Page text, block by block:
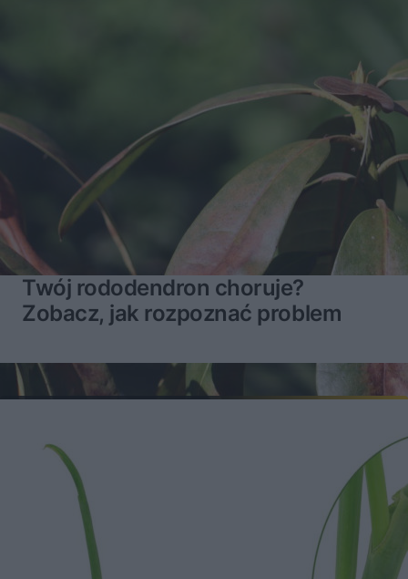
Twój rododendron choruje?
Zobacz, jak rozpoznać problem